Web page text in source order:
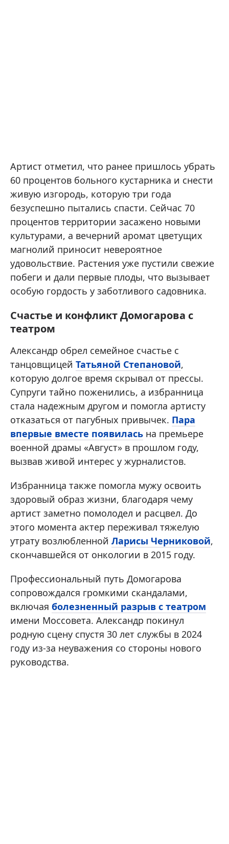
Артист отметил, что ранее пришлось убрать
60 процентов больного кустарника и снести
живую изгородь, которую три года
безуспешно пытались спасти. Сейчас 70
процентов территории засажено новыми
культурами, а вечерний аромат цветущих
магнолий приносит невероятное
удовольствие. Растения уже пустили свежие
побеги и дали первые плоды, что вызывает
особую гордость у заботливого садовника.
Счастье и конфликт Домогарова с
театром
Александр обрел семейное счастье с
танцовщицей Татьяной Степановой,
которую долгое время скрывал от прессы.
Супруги тайно поженились, а избранница
стала надежным другом и помогла артисту
отказаться от пагубных привычек. Пара
впервые вместе появилась на премьере
военной драмы «Август» в прошлом году,
вызвав живой интерес у журналистов.
Избранница также помогла мужу освоить
здоровый образ жизни, благодаря чему
артист заметно помолодел и расцвел. До
этого момента актер переживал тяжелую
утрату возлюбленной Ларисы Черниковой,
скончавшейся от онкологии в 2015 году.
Профессиональный путь Домогарова
сопровождался громкими скандалами,
включая болезненный разрыв с театром
имени Моссовета. Александр покинул
родную сцену спустя 30 лет службы в 2024
году из-за неуважения со стороны нового
руководства.